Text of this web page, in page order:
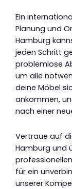
Ein
Planung und
Hamburg
jeden Schritt
problemlose
um alle
deine Möbel
ankommen,
nach einer
Vertraue auf
Hamburg und
für ein
unserer